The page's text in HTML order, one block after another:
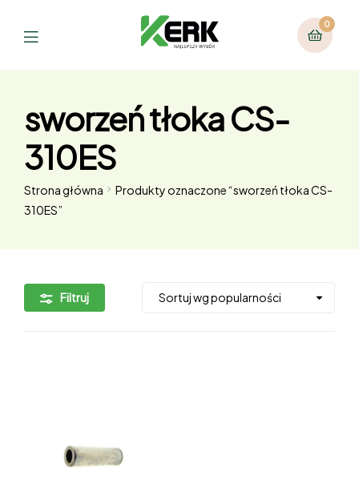
0
sworzeń tłoka CS-
310ES
Strona główna
Produkty oznaczone “sworzeń tłoka CS-
310ES”
Filtruj